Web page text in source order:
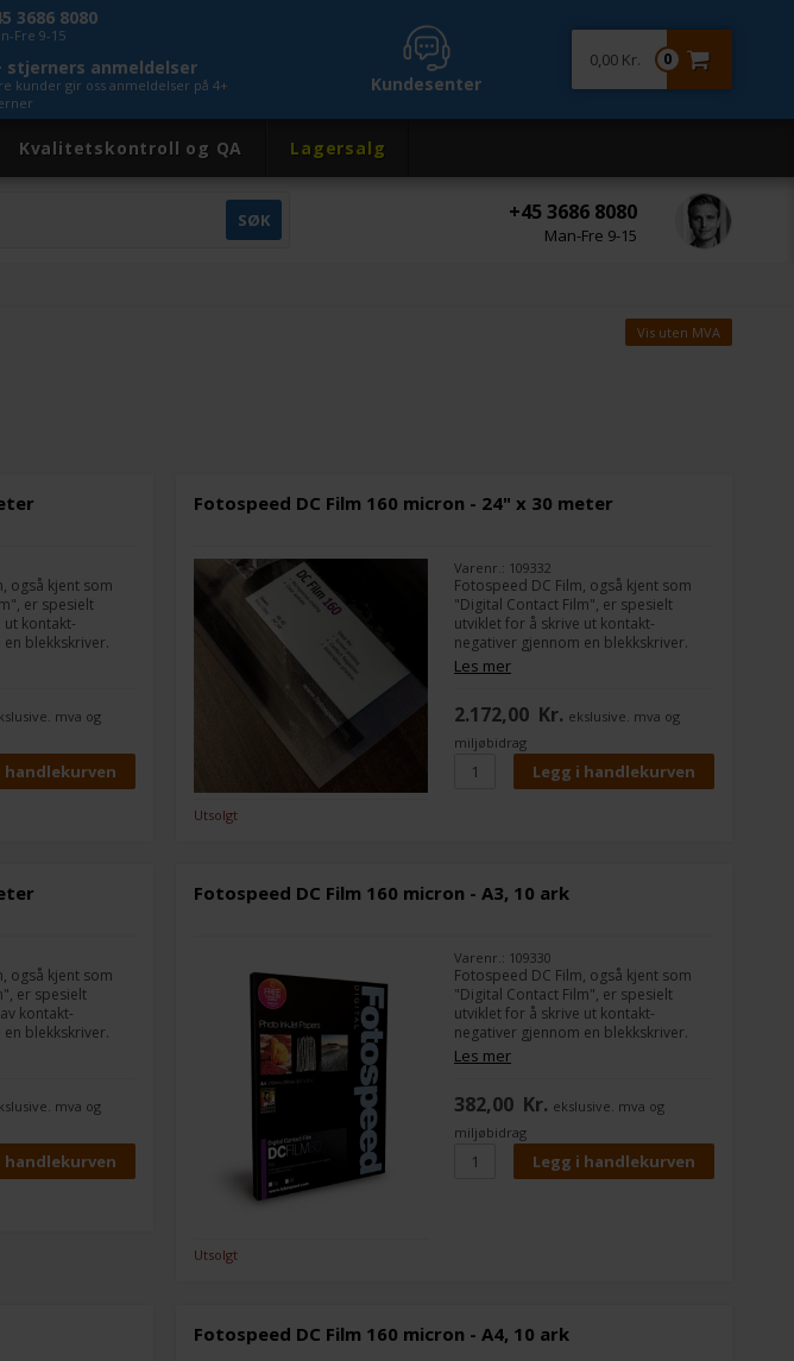
3686 8080
Fre 9-15
stjerners anmeldelser
kunder gir oss anmeldelser på 4+
+45 3686 8080
Man-Fre 9-15
Kundesenter
0
0,00 Kr.
Kvalitetskontroll og QA Lagersalg
Vis uten MVA
også kjent som
er spesielt
ut kontakt-
blekkskriver.
og
på
mva og
Fotospeed DC Film 160 micron - 24" x 30 meter
Utsolgt
Varenr.: 109332
Fotospeed DC Film, også kjent som
"Digital Contact Film", er spesielt
utviklet for å skrive ut kontakt-
negativer gjennom en blekkskriver.
Filmen kan brukes i enhver
mørkeromsprosess, fra alternative
argyrotype-trykk til kontakttrykk på
sølvgelatinpapir.
Les mer
2.172,00 Kr. ekslusive. mva og
miljøbidrag
også kjent som
er spesielt
kontakt-
blekkskriver.
enhver
fra alternative
på
mva og
Fotospeed DC Film 160 micron - A3, 10 ark
Utsolgt
Varenr.: 109330
Fotospeed DC Film, også kjent som
"Digital Contact Film", er spesielt
utviklet for å skrive ut kontakt-
negativer gjennom en blekkskriver.
Filmen kan brukes til enhver
mørkeromsprosess, fra alternative
argyrotypetrykk, til kontakttrykk på
sølvgelatinepapir.
Les mer
382,00 Kr. ekslusive. mva og
miljøbidrag
Fotospeed DC Film 160 micron - A4, 10 ark